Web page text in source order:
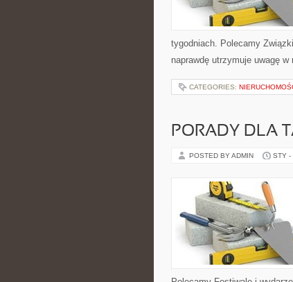
tygodniach. Polecamy
naprawdę utrzymuje uwagę
CATEGORIES:
PORADY DLA
POSTED BY ADMIN STY -